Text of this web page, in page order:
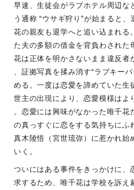
早速、生徒会がラブホテル周辺な
う通称 “ウサギ狩り”が始まると
花の親友も退学へと追い込まれる
た夫の多額の借金を背負わされた
花は正体を明かさないまま違反者
、証拠写真を揉み消す“ラブキー
める。一度は恋愛を諦めていた生
世主の出現により、恋愛模様はよ
。恋愛には興味がなかった唯千花
の真っすぐに恋をする気持ちにふ
真木陵悟（宮世琉弥）に惹かれ始
いく。
ついにはある事件をきっかけに、
求するため、唯千花は学校を訴え